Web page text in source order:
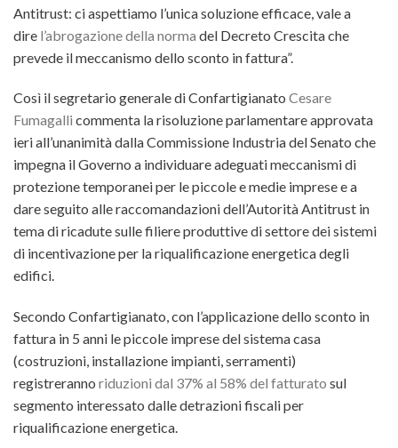
Antitrust: ci aspettiamo l’unica soluzione efficace, vale a
dire l’abrogazione della norma del Decreto Crescita che
prevede il meccanismo dello sconto in fattura”.
Così il segretario generale di Confartigianato Cesare
Fumagalli commenta la risoluzione parlamentare approvata
ieri all’unanimità dalla Commissione Industria del Senato che
impegna il Governo a individuare adeguati meccanismi di
protezione temporanei per le piccole e medie imprese e a
dare seguito alle raccomandazioni dell’Autorità Antitrust in
tema di ricadute sulle filiere produttive di settore dei sistemi
di incentivazione per la riqualificazione energetica degli
edifici.
Secondo Confartigianato, con l’applicazione dello sconto in
fattura in 5 anni le piccole imprese del sistema casa
(costruzioni, installazione impianti, serramenti)
registreranno riduzioni dal 37% al 58% del fatturato sul
segmento interessato dalle detrazioni fiscali per
riqualificazione energetica.